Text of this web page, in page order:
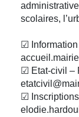
scolaires,
☑ Information
☑ Etat-civil –
☑